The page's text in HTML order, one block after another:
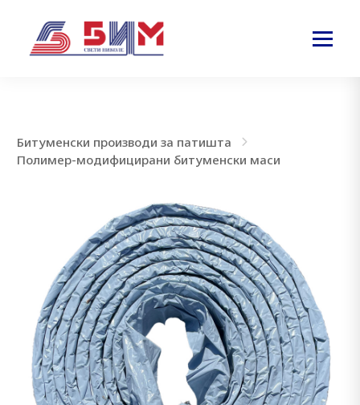
Битуменски производи за патишта
Полимер-модифицирани битуменски маси